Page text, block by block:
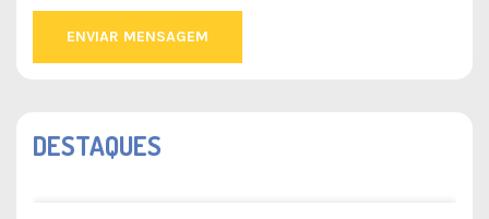
ENVIAR MENSAGEM
DESTAQUES